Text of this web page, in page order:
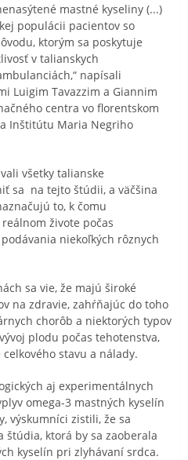
mastné kyseliny (...)
populácii pacientov so
ktorým sa poskytuje
v talianskych
napísali
Luigim Tavazzim a Giannim
centra vo florentskom
Inštitútu Maria Negriho
všetky talianske
sa na tejto štúdii, a väčšina
to, k čomu
živote počas
niekoľkých rôznych
sa vie, že majú široké
na zdravie, zahŕňajúc do toho
chorôb a niektorých typov
plodu počas tehotenstva,
stavu a nálady.
aj experimentálnych
omega-3 mastných kyselín
výskumníci zistili, že sa
ktorá by sa zaoberala
kyselín pri zlyhávaní srdca.